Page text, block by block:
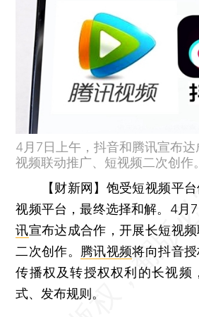
4月7日上午，抖音和腾讯宣布
视频联动推广、短视频二次创
【财新网】 饱受短视频平
视频平台，最终选择和解。4月
讯宣布达成合作，开展长短视
二次创作。 腾讯视频将向抖音
传播权及转授权权利的长视频
式、发布规则。